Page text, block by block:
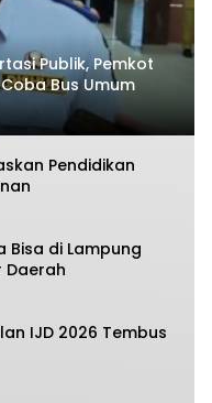
Publik, Pemkot
Bus Umum
Pendidikan
Bisa di Lampung
Daerah
IJD 2026 Tembus